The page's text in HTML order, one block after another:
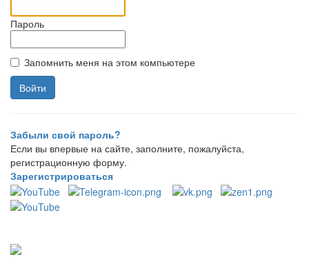
Пароль
Запомнить меня на этом компьютере
Забыли свой пароль?
Если вы впервые на сайте, заполните, пожалуйста,
регистрационную форму.
Зарегистрироваться